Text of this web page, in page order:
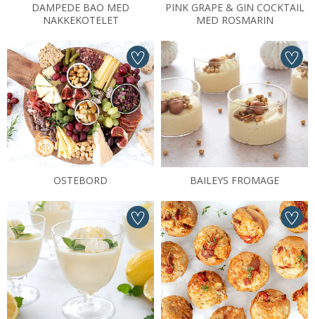
DAMPEDE BAO MED
NAKKEKOTELET
PINK GRAPE & GIN COCKTAIL
MED ROSMARIN
OSTEBORD BAILEYS FROMAGE